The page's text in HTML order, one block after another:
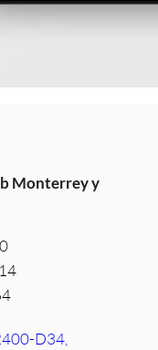
Monterrey y
D34,